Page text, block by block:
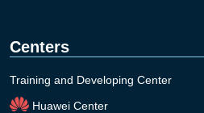
Centers
Training and Developing Center
Huawei Center